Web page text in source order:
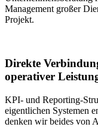
Management großer
Projekt.
Direkte
operativer
KPI- und Reporting-
eigentlichen Systemen
denken wir beides von